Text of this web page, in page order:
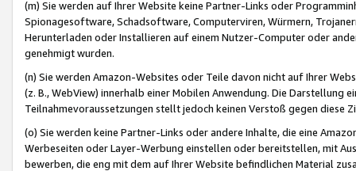
(m) Sie werden auf Ihrer Website keine Partner-Links oder
Spionagesoftware, Schadsoftware, Computerviren, Würmern,
Herunterladen oder Installieren auf einem Nutzer-Computer oder
genehmigt wurden.
(n) Sie werden Amazon-Websites oder Teile davon nicht auf Ihrer
(z. B., WebView) innerhalb einer Mobilen Anwendung. Die Darstellung
Teilnahmevoraussetzungen stellt jedoch keinen Verstoß gegen diese
(o) Sie werden keine Partner-Links oder andere Inhalte, die eine
Werbeseiten oder Layer-Werbung einstellen oder bereitstellen, mit
bewerben, die eng mit dem auf Ihrer Website befindlichen Material